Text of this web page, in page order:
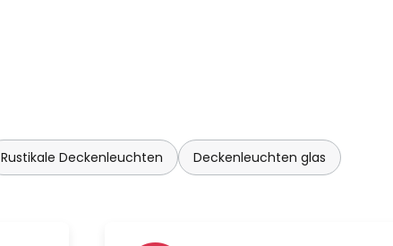
Rustikale Deckenleuchten Deckenleuchten glas